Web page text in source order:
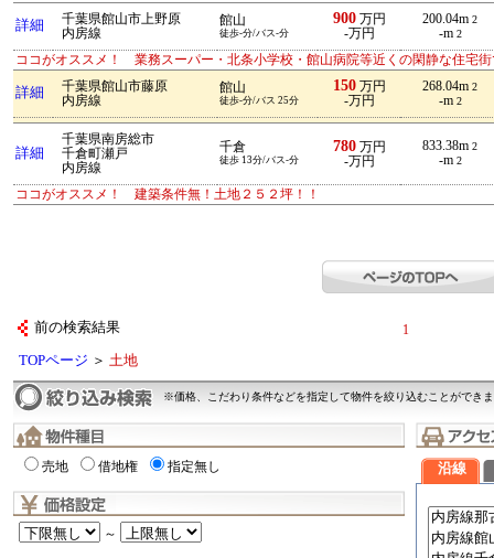
詳細
千葉県館山市上野原
内房線
館山
徒歩-分/バス-分
900万円
-万円
200.04m 2
-m 2
ココがオススメ！ 業務スーパー・北条小学校・館山病院等近くの閑静な住宅街
詳細
千葉県館山市藤原
内房線
館山
徒歩-分/バス 25分
150万円
-万円
268.04m 2
-m 2
詳細
千葉県南房総市
千倉町瀬戸
内房線
千倉
徒歩 13分/バス-分
780万円
-万円
833.38m 2
-m 2
ココがオススメ！ 建築条件無！土地２５２坪！！
前の検索結果 1
TOPページ ＞ 土地
※価格、こだわり条件などを指定して物件を絞り込むことができ
売地 借地権 指定無し
～
沿線